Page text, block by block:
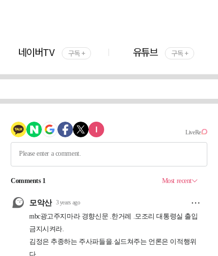
네이버TV 구독 + 유튜브 구독 +